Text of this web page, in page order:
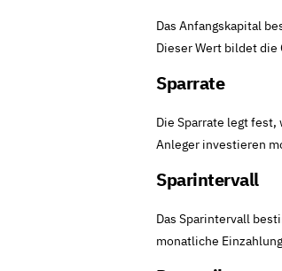
Das Anfangskapital
Dieser Wert bildet
Sparrate
Die Sparrate legt
Anleger investieren
Sparintervall
Das Sparintervall
monatliche